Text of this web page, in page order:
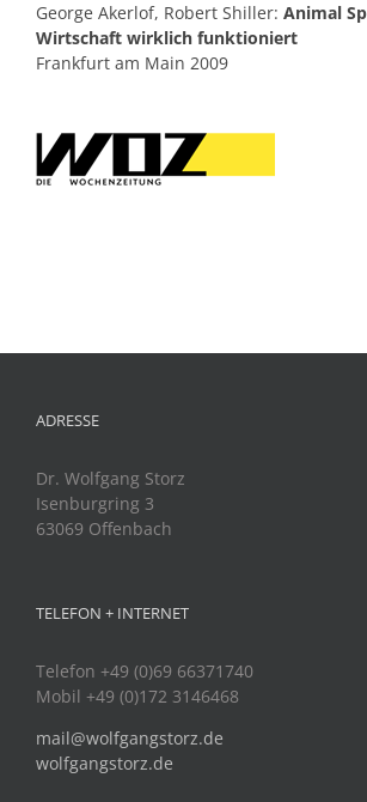
George Akerlof, Robert Shiller: Animal
Wirtschaft wirklich funktioniert
Frankfurt am Main 2009
ADRESSE
Dr. Wolfgang Storz
Isenburgring 3
63069 Offenbach
TELEFON + INTERNET
Telefon +49 (0)69 66371740
Mobil +49 (0)172 3146468
mail@wolfgangstorz.de
wolfgangstorz.de